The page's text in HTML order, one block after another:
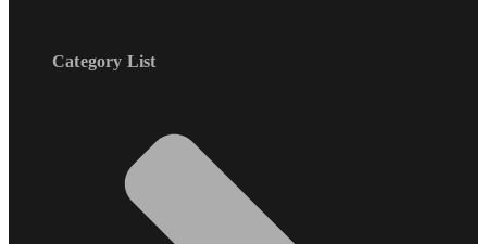
Category List